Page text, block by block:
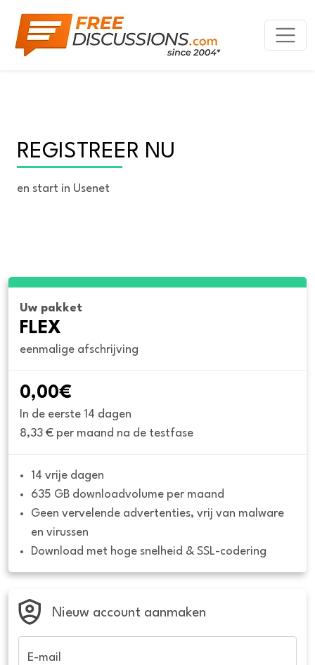
REGISTREER NU
en start in Usenet
Uw pakket
FLEX
eenmalige afschrijving
0,00€
In de eerste 14 dagen
8,33 € per maand na de testfase
14 vrije dagen
635 GB downloadvolume per maand
Geen vervelende advertenties, vrij van malware
en virussen
Download met hoge snelheid & SSL-codering
Nieuw account aanmaken
E-mail